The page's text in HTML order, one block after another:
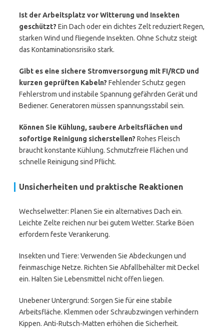
Ist der Arbeitsplatz vor Witterung und Insekten
geschützt? Ein Dach oder ein dichtes Zelt reduziert Regen,
starken Wind und fliegende Insekten. Ohne Schutz steigt
das Kontaminationsrisiko stark.
Gibt es eine sichere Stromversorgung mit FI/RCD und
kurzen geprüften Kabeln? Fehlender Schutz gegen
Fehlerstrom und instabile Spannung gefährden Gerät und
Bediener. Generatoren müssen spannungsstabil sein.
Können Sie Kühlung, saubere Arbeitsflächen und
sofortige Reinigung sicherstellen? Rohes Fleisch
braucht konstante Kühlung. Schmutzfreie Flächen und
schnelle Reinigung sind Pflicht.
Unsicherheiten und praktische Reaktionen
Wechselwetter: Planen Sie ein alternatives Dach ein.
Leichte Zelte reichen nur bei gutem Wetter. Starke Böen
erfordern feste Verankerung.
Insekten und Tiere: Verwenden Sie Abdeckungen und
feinmaschige Netze. Richten Sie Abfallbehälter mit Deckel
ein. Halten Sie Lebensmittel nicht offen liegen.
Unebener Untergrund: Sorgen Sie für eine stabile
Arbeitsfläche. Klemmen oder Schraubzwingen verhindern
Kippen. Anti-Rutsch-Matten erhöhen die Sicherheit.